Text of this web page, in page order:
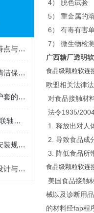
防火液压支柱保护套性能特点与阻燃防护应用
防尘液压立柱保护套日常清洁保养与更换规范
如何延长防尘液压立柱保护套的使用寿命？
2026年大扭矩/耐高温精密联轴器定制找哪家？能实现精准定制的优质厂家盘点
煤矿用液压立柱保护套的安装规范与使用寿命提升方案
液压支架立柱防尘罩结构设计与密封防护原理
4） 脱色试验
5） 重金属的
6） 有毒有害
7） 微生物检
广西糖厂透明
食品级颗粒软连
欧盟相关法律
对食品接触材
法令1935/
1. 释放出对人
2. 导致食品成
3. 降低食品所
食品级颗粒软连
美国食品接触
械以及诊断用
的材料经fap程